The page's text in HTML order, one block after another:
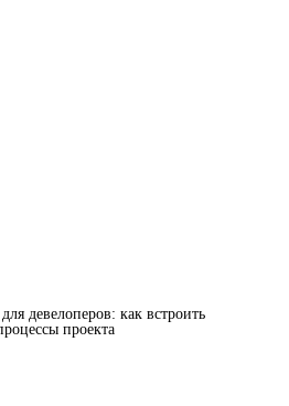
девелоперов: как встроить
проекта